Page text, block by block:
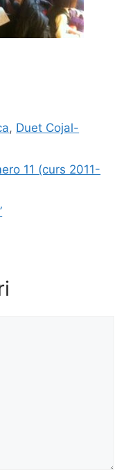
, Duet Cojal-
11 (curs 2011-